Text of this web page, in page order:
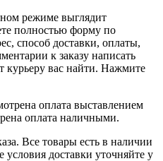
режиме выглядит
полностью форму по
способ доставки, оплаты,
к заказу написать
вас найти. Нажмите
оплата выставлением
оплата наличными.
Все товары есть в наличии
доставки уточняйте у